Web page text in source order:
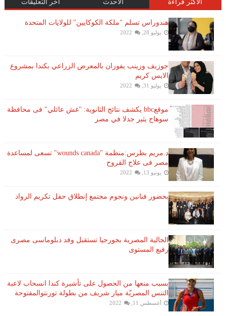
هندوراس تسلم "ملكة الكوكايين" للولايات المتحدة
يوليو 28, 2022
جوزيف وزينب يفوزان بالمعرض الزراعي بكندا بمشروع
الايس كريم
يوليو 31, 2022
موقعbbc يكشف نتائج الثانوية: "غش عائلي" فى محافظة
سوهاج يثير جدلا في مصر
د.مريم بطرس:منظمة "wounds canada" تسعى لمساعدة
مصر فى علاج القروح
يونيو 13, 2022
بحضور فنانين ونجوم مجتمع إنطلاق حفل تكريم الرواد
الجالية المصرية بجورجيا تستقبل وفد دبلوماسى مصرى
رفيع المستوى
بسبب منعها من الحصول على تأشيرة كندا انسحاب لاعبة ​
التنس​ المصريّة ​ميار شريف​ من بطولة ​تورنتو​المفتوحة
أغسطس 11, 2022